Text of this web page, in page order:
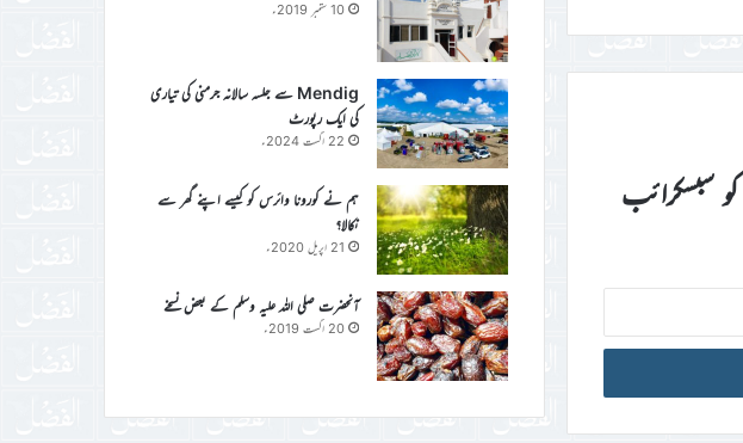
سبسکرائب
10 ستمبر 2019ء
Mendig سے جلسہ سالانہ جرمنی کی تیاری
کی ایک رپورٹ
22 اگست 2024ء
ہم نے کورونا وائرس کو کیسے اپنے گھر سے
نکالا؟
21 اپریل 2020ء
آنحضرت صلی اللہ علیہ وسلم کے بعض نسخے
20 اگست 2019ء